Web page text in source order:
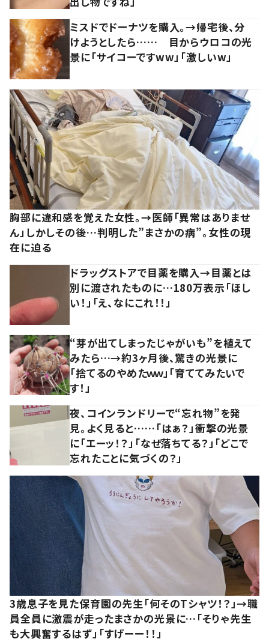
ミスドでドーナツを購入。→帰宅後、分
けようとしたら…… 目からウロコの光
景に「サイコーですww」「激しいw」
胸部に違和感を覚えた女性。→医師「異常はありませ
ん」しかしその後…判明した”まさかの病”。女性の現
在に迫る
ドラッグストアで目薬を購入→目薬とは
別に渡されたものに…180万表示「ほし
い！」「え、なにこれ！！」
“芽が出てしまったじゃがいも”を植えて
みたら…→約3ヶ月後、驚きの光景に
「捨てるのやめたｗｗ」「育ててみたいで
す！」
夜、コインランドリーで“忘れ物”を発
見。よく見ると……「はぁ？」衝撃の光景
に「エーッ！？」「なぜ落ちてる？」「どこで
忘れたことに気づくの？」
3歳息子を見た保育園の先生「何そのTシャツ！？」→職
員全員に激震が走ったまさかの光景に…「そりゃ先生
も大興奮するはず」「すげーー！！」